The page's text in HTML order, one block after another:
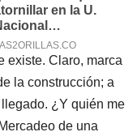
existe. Claro, marca
la construcción; a
¿Y quién me
de una